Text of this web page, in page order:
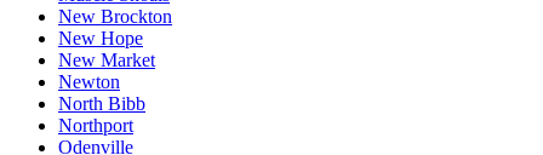
New Brockton
New Hope
New Market
Newton
North Bibb
Northport
Odenville